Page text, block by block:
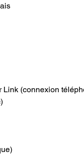
Link (connexion